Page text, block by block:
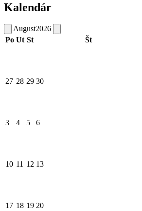
Kalendár
August2026
Po Ut St Št
27 28 29 30
3 4 5 6
10 11 12 13
17 18 19 20